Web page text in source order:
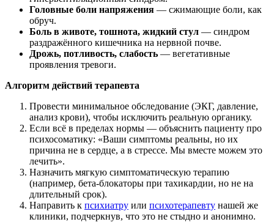
Головные боли напряжения — сжимающие боли, как
обруч.
Боль в животе, тошнота, жидкий стул — синдром
раздражённого кишечника на нервной почве.
Дрожь, потливость, слабость — вегетативные
проявления тревоги.
Алгоритм действий терапевта
Провести минимальное обследование (ЭКГ, давление,
анализ крови), чтобы исключить реальную органику.
Если всё в пределах нормы — объяснить пациенту про
психосоматику: «Ваши симптомы реальны, но их
причина не в сердце, а в стрессе. Мы вместе можем это
лечить».
Назначить мягкую симптоматическую терапию
(например, бета-блокаторы при тахикардии, но не на
длительный срок).
Направить к психиатру или психотерапевту нашей же
клиники, подчеркнув, что это не стыдно и анонимно.